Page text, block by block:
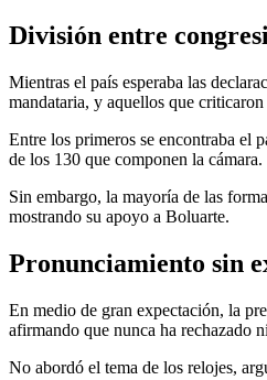
División entre
Mientras el país esperaba las
mandataria, y aquellos que
Entre los primeros se encontraba el
de los 130 que componen la cámara.
Sin embargo, la mayoría de las
mostrando su apoyo a Boluarte.
Pronunciamiento sin
En medio de gran expectación, la
afirmando que nunca ha rechazado
No abordó el tema de los relojes,